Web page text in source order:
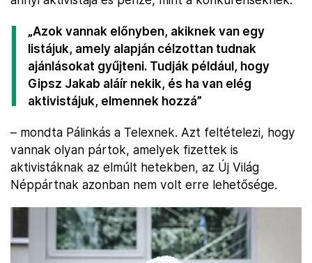
„Azok vannak előnyben, akiknek van egy
listájuk, amely alapján célzottan tudnak
ajánlásokat gyűjteni. Tudják például, hogy
Gipsz Jakab aláír nekik, és ha van elég
aktivistájuk, elmennek hozzá”
– mondta Pálinkás a Telexnek. Azt feltételezi, hogy
vannak olyan pártok, amelyek fizettek is
aktivistáknak az elmúlt hetekben, az Új Világ
Néppártnak azonban nem volt erre lehetősége.